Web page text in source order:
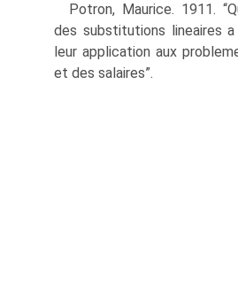
Potron, Maurice. 1911.
des substitutions lineaires
leur application aux
et des salaires”.